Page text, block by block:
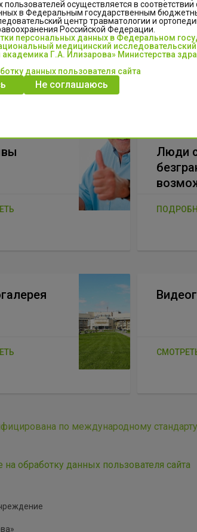
Люди
по международному
на обработку данных пользователя сайта
осуществляется в соответствии
в Федеральным государственным
центр травматологии и
Российской Федерации.
персональных данных в Федеральном
медицинский исследовательский
Г.А. Илизарова» Министерства
данных пользователя сайта
Не соглашаюсь